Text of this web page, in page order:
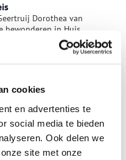
cookies
en advertenties te
social media te bieden
Ook delen we
site met onze
Dorothea van
bewonderen in Huis
een bijzondere reis
26 september te zien
from Antwerp to